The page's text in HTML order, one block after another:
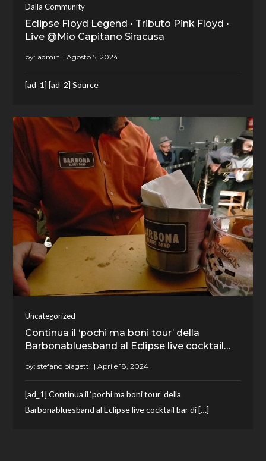
Dalla Community
Eclipse Floyd Legend • Tributo Pink Floyd •
Live @Mio Capitano Siracusa
by: admin
[ad_1] [ad_2] Source
Uncategorized
Continua il ‘pochi ma boni tour’ della
Barbonabluesband al Eclipse live cocktail…
by:stefano biagetti
[ad_1] Continua il ‘pochi ma boni tour’ della
Barbonabluesband al Eclipse live cocktail bar di […]